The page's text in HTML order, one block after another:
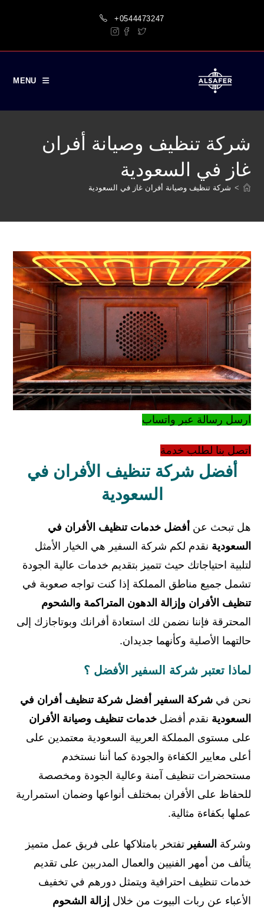
+0544473247
MENU
شركة تنظيف وصيانة أفران
غاز في السعودية
> شركة تنظيف وصيانة أفران غاز في السعودية
ارسل رسالة عبر واتساب
اتصل بنا لطلب خدمة
أفضل شركة تنظيف الأفران في
السعودية
هل تبحث عن أفضل خدمات تنظيف الأفران في
السعودية نقدم لكم شركة السفير هي الخيار الأمثل
لتلبية احتياجاتك حيث تتميز بتقديم خدمات عالية الجودة
تشمل جميع مناطق المملكة إذا كنت تواجه صعوبة في
تنظيف الأفران وإزالة الدهون المتراكمة والشحوم
المحترقة فإننا نضمن لك استعادة أفرانك وبوتاجازك إلى
حالتهما الأصلية وكأنهما جديدان.
لماذا تعتبر شركة السفير الأفضل ؟
نحن فيشركة السفير أفضل شركة تنظيف أفران في
السعودية نقدم أفضلخدمات تنظيف وصيانة الأفران
على مستوى المملكة العربية السعودية معتمدين على
أعلى معايير الكفاءة والجودة كما أننا نستخدم
مستحضرات تنظيف آمنة وعالية الجودة ومخصصة
للحفاظ على الأفران بمختلف أنواعها وضمان استمرارية
عملها بكفاءة مثالية.
وشركة السفير تفتخر بامتلاكها على فريق عمل متميز
يتألف من أمهر الفنيين والعمال المدربين على تقديم
خدمات تنظيف احترافية ويتمثل دورهم في تخفيف
الأعباء عن ربات البيوت من خلال إزالة الشحوم